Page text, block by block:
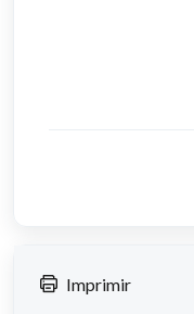
Imprimir